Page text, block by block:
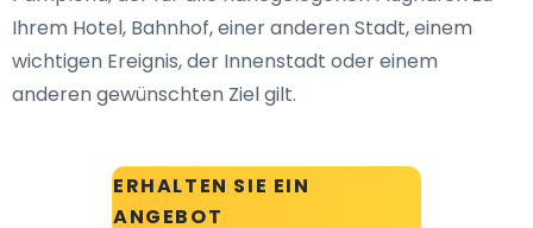
ERHALTEN SIE EIN
ANGEBOT
Ihrem Hotel, Bahnhof, einer anderen Stadt, einem
wichtigen Ereignis, der Innenstadt oder einem
anderen gewünschten Ziel gilt.